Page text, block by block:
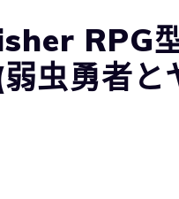
RPG
虫勇者